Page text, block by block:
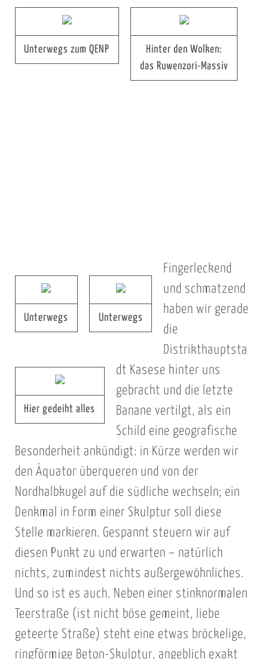
Unterwegs zum QENP
Hinter den Wolken:
das Ruwenzori-Massiv
Unterwegs Unterwegs
Hier gedeiht alles
Fingerleckend
und schmatzend
haben wir gerade
die
Distrikthauptsta
dt Kasese hinter uns
gebracht und die letzte
Banane vertilgt, als ein
Schild eine geografische
Besonderheit ankündigt: in Kürze werden wir
den Äquator überqueren und von der
Nordhalbkugel auf die südliche wechseln; ein
Denkmal in Form einer Skulptur soll diese
Stelle markieren. Gespannt steuern wir auf
diesen Punkt zu und erwarten – natürlich
nichts, zumindest nichts außergewöhnliches.
Und so ist es auch. Neben einer stinknormalen
Teerstraße (ist nicht böse gemeint, liebe
geteerte Straße) steht eine etwas bröckelige,
ringförmige Beton-Skulptur, angeblich exakt